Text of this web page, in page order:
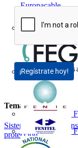
Europacable
¡Regístrate hoy!
Temas
Sistemas de control
protección